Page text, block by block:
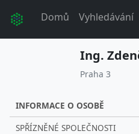
Domů Vyhledávání
Ing.
Praha 3
INFORMACE O OSOBĚ
SPŘÍZNĚNÉ SPOLEČNOSTI